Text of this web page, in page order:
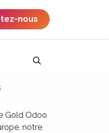
nous
Gold Odoo
notre